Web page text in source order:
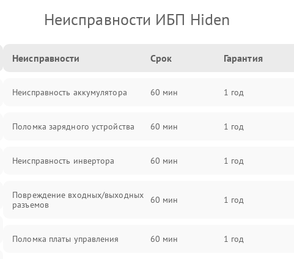
Неисправности ИБП Hiden
Неисправности Срок Гарантия
Неисправность аккумулятора 60 мин 1 год
Поломка зарядного устройства 60 мин 1 год
Неисправность инвертора 60 мин 1 год
Повреждение входных/выходных
разъемов
60 мин 1 год
Поломка платы управления 60 мин 1 год